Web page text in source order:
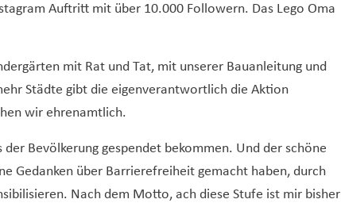
Auftritt mit über 10.000 Followern. Das Lego Oma
mit Rat und Tat, mit unserer Bauanleitung und
Städte gibt die eigenverantwortlich die Aktion
wir ehrenamtlich.
Bevölkerung gespendet bekommen. Und der schöne
Gedanken über Barrierefreiheit gemacht haben, durch
Nach dem Motto, ach diese Stufe ist mir bisher